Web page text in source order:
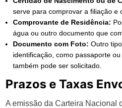
serve para comprovar a filiação e
Comprovante de Residência:
água ou outro documento que
Documento com Foto: Outro
identificação, como passaporte
também pode ser solicitado.
Prazos e Taxas
A emissão da Carteira Nacional